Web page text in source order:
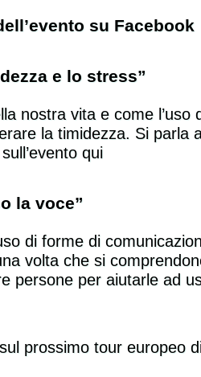
su Facebook
e lo stress”
nostra vita e come l’uso
la timidezza. Si parla
qui
la voce”
di forme di
volta che si
persone per aiutarle ad
prossimo tour europeo